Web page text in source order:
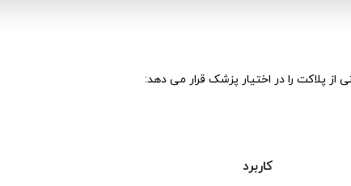
کاربرد